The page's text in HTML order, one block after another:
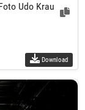
Udo Krau
Download